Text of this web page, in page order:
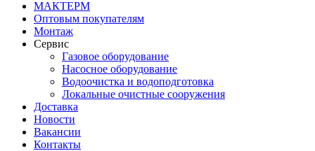
МАКТЕРМ
Оптовым покупателям
Монтаж
Сервис
Газовое оборудование
Насосное оборудование
Водоочистка и водоподготовка
Локальные очистные сооружения
Доставка
Новости
Вакансии
Контакты